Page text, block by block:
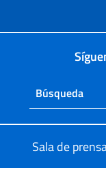
Buscar en el sitio
Sala de